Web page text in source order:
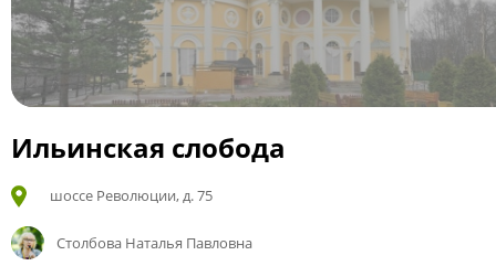
Ильинская слобода
шоссе Революции, д. 75
Столбова Наталья Павловна